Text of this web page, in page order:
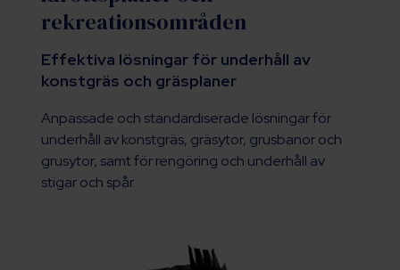
rekreationsområden
Effektiva lösningar för underhåll av
konstgräs och gräsplaner
Anpassade och standardiserade lösningar för
underhåll av konstgräs, gräsytor, grusbanor och
grusytor, samt för rengöring och underhåll av
stigar och spår.